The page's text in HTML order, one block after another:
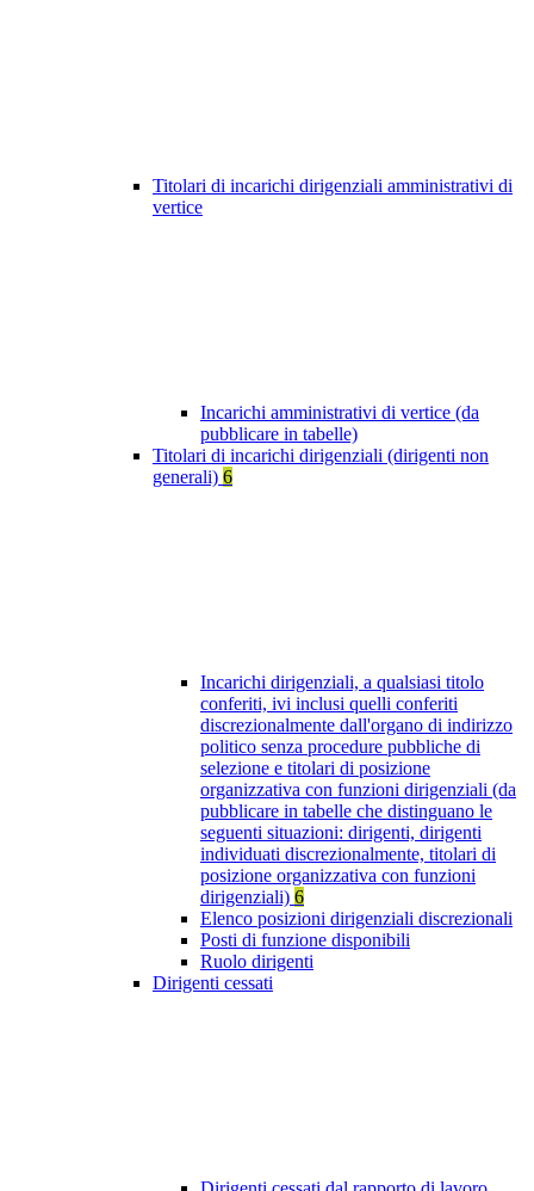
Titolari di incarichi dirigenziali amministrativi di
vertice
Incarichi amministrativi di vertice (da
pubblicare in tabelle)
Titolari di incarichi dirigenziali (dirigenti non
generali) 6
Incarichi dirigenziali, a qualsiasi titolo
conferiti, ivi inclusi quelli conferiti
discrezionalmente dall'organo di indirizzo
politico senza procedure pubbliche di
selezione e titolari di posizione
organizzativa con funzioni dirigenziali (da
pubblicare in tabelle che distinguano le
seguenti situazioni: dirigenti, dirigenti
individuati discrezionalmente, titolari di
posizione organizzativa con funzioni
dirigenziali) 6
Elenco posizioni dirigenziali discrezionali
Posti di funzione disponibili
Ruolo dirigenti
Dirigenti cessati